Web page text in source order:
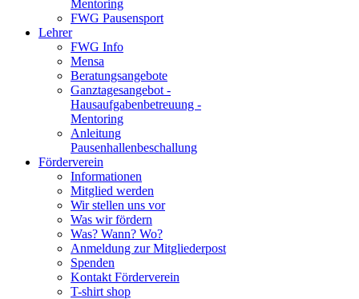
Mentoring
FWG Pausensport
Lehrer
FWG Info
Mensa
Beratungsangebote
Ganztagesangebot -
Hausaufgabenbetreuung -
Mentoring
Anleitung
Pausenhallenbeschallung
Förderverein
Informationen
Mitglied werden
Wir stellen uns vor
Was wir fördern
Was? Wann? Wo?
Anmeldung zur Mitgliederpost
Spenden
Kontakt Förderverein
T-shirt shop